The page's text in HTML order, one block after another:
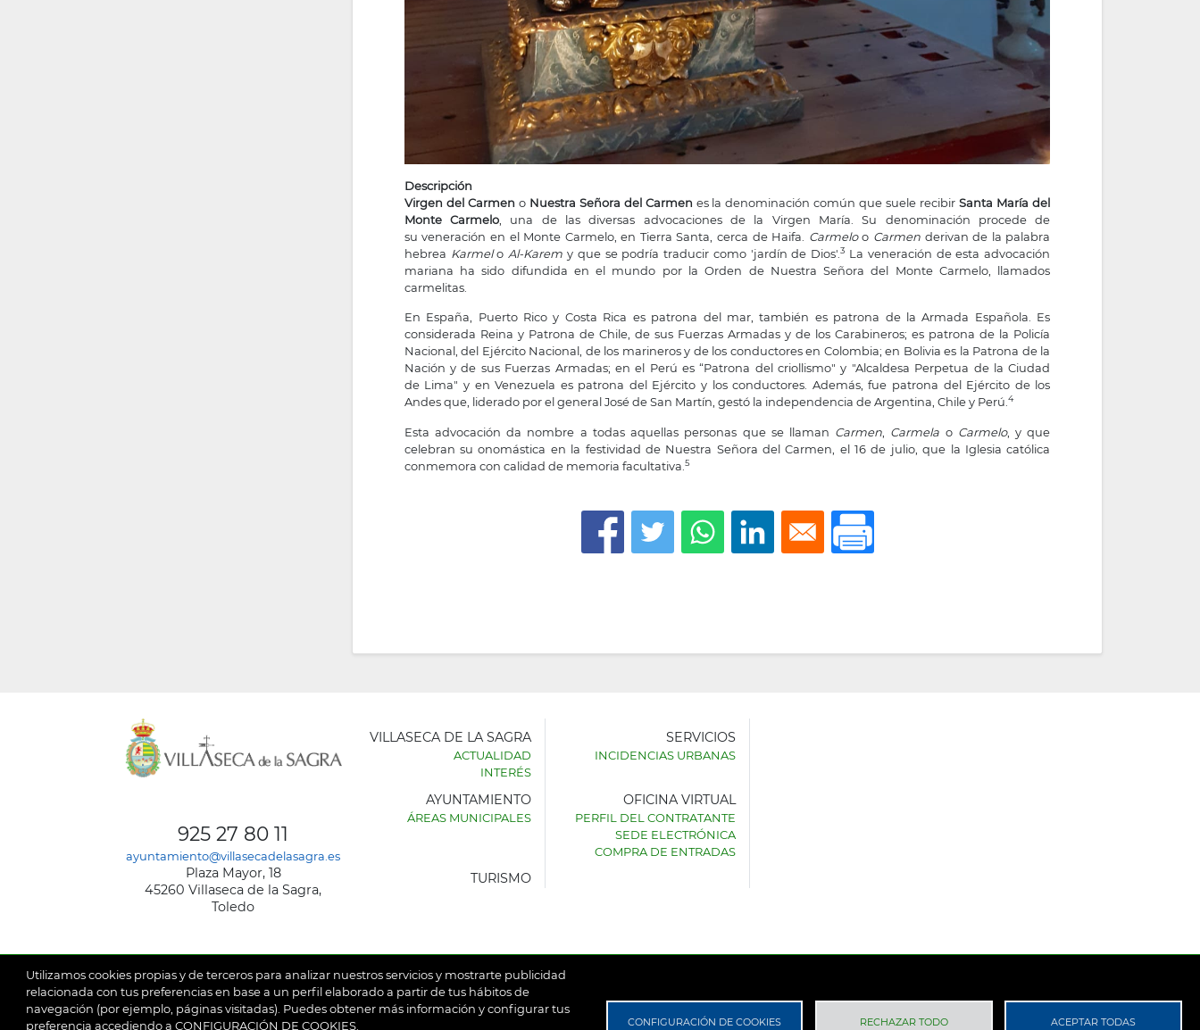
Descripción
Virgen del Carmen o Nuestra Señora del Carmen es la denominación común que suele recibirSanta María del
Monte Carmelo , una de las diversas advocacionesde la Virgen María . Su denominación procede de
suveneración en el Monte Carmelo, en Tierra Santa , cerca de Haifa Carmeloo Carmenderivan de la palabra
hebrea Karmelo Al-Karem y que se podría traducir como 'jardín de Dios'.3 ​ La veneración de esta advocación
mariana ha sido difundida en el mundo por laOrden de Nuestra Señora del Monte Carmelo, llamados
carmelitas.
En España Puerto Rico y Costa Rica es patrona del mar, también es patrona de laArmada Española . Es
considerada Reina y Patrona de Chile, de sus Fuerzas Armadas y de losCarabineros; es patrona de la Policía
Nacional, del Ejército Nacional , de los marinerosy de los conductores en Colombia; en Bolivia es la Patrona de la
Nación y de sus Fuerzas Armadas; en el Perú es “Patrona del criollismo" y "Alcaldesa Perpetua de la Ciudad
de Lima" y enVenezuela es patrona del Ejército y los conductores. Además, fue patrona del Ejército de los
Andesque, liderado por el generalJosé de San Martín , gestó la independencia deArgentina Chiley Perú 4
Esta advocación da nombre a todas aquellas personas que se llaman Carmen Carmela o Carmelo, y que
celebran su onomástica en la festividad de Nuestra Señora del Carmen, el16 de julio, que la Iglesia católica
conmemora con calidad de memoria facultativa. 5
Utilizamos cookies propias y de terceros para analizar nuestros servicios y mostrarte publicidad
relacionada con tus preferencias en base a un perfil elaborado a partir de tus hábitos de
navegación (por ejemplo, páginas visitadas). Puedes obtener más información y configurar tus
preferencia accediendo a CONFIGURACIÓN DE COOKIES.
CONFIGURACIÓN DE COOKIES RECHAZAR TODO ACEPTAR TODAS
925 27 80 11
ayuntamiento@villasecadelasagra.es
Plaza Mayor, 18
45260 Villaseca de la Sagra,
Toledo
AYUNTAMIENTO
VILLASECA DE LA SAGRA
ACTUALIDAD
INTERÉS
SERVICIOS
INCIDENCIAS URBANAS
AYUNTAMIENTO
ÁREAS MUNICIPALES
OFICINA VIRTUAL
PERFIL DEL CONTRATANTE
SEDE ELECTRÓNICA
COMPRA DE ENTRADAS
TURISMO
SubFooter
© 2026 Ayuntamiento de Villaseca de la Sagra Aviso Legal Política de Privacidad RGPD